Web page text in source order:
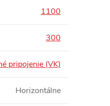
1100
300
pripojenie (VK)
Horizontálne